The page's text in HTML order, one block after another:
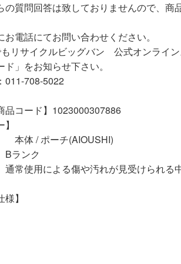
の質問回答は致しておりませんので、商
お電話にてお問い合わせください。
リサイクルビッグバン 公式オンライ
ド」をお知らせ下さい。
011-708-5022
品コード】1023000307886
本体 / ポーチ(AIOUSHI)
Bランク
による傷や汚れが見受けられる
様】